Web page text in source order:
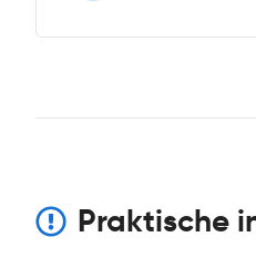
Praktische